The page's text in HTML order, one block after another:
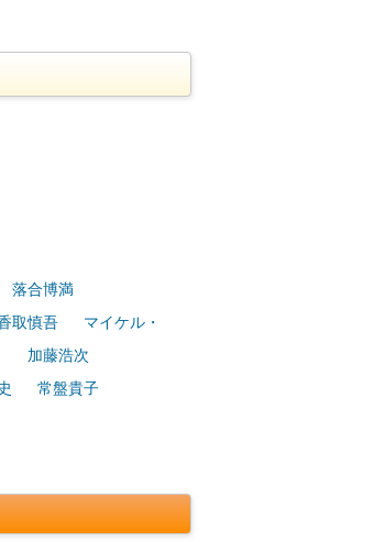
落合博満
取慎吾
マイケル・
加藤浩次
常盤貴子